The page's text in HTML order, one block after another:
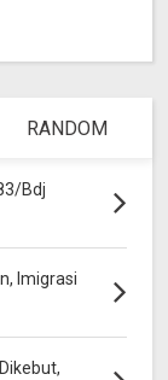
RANDOM
Bdj
Imigrasi